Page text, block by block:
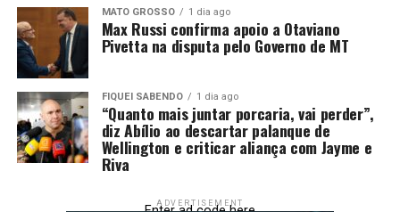
Se aprovada sua formação, a comissão será instalada
imediatamente para iniciar o levantamento de
informações, a avaliação dos efeitos econômicos e a
articulação institucional, buscando garantir que a
distribuição do ICMS volte a refletir, de forma justa, a
participação econômica de Cuiabá no desenvolvimento
do Estado.
Câmara de Cuiabá – MT
MATO GROSSO 1 dia ago
Max Russi confirma apoio a Otaviano
Pivetta na disputa pelo Governo de MT
FIQUEI SABENDO 1 dia ago
“Quanto mais juntar porcaria, vai perder”,
diz Abílio ao descartar palanque de
Wellington e criticar aliança com Jayme e
Riva
ADVERTISEMENT